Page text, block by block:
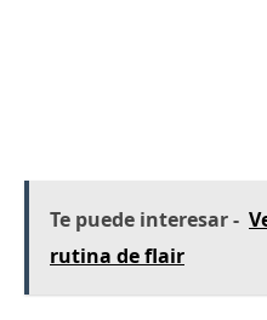
Te puede interesar -
rutina de flair